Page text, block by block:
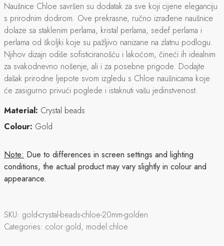
Naušnice Chloe savršen su dodatak za sve koji cijene eleganciju
s prirodnim dodirom. Ove prekrasne, ručno izrađene naušnice
dolaze sa staklenim perlama, kristal perlama, sedef perlama i
perlama od školjki koje su pažljivo nanizane na zlatnu podlogu.
Njihov dizajn odiše sofisticiranošću i lakoćom, čineći ih idealnim
za svakodnevno nošenje, ali i za posebne prigode. Dodajte
dašak prirodne ljepote svom izgledu s Chloe naušnicama koje
će zasigurno privući poglede i istaknuti vašu jedinstvenost.
Material: Crystal beads
Colour: Gold
Note: Due to differences in screen settings and lighting
conditions, the actual product may vary slightly in colour and
appearance.
SKU: gold-crystal-beads-chloe-20mm-golden
Categories: color:gold, model:chloe